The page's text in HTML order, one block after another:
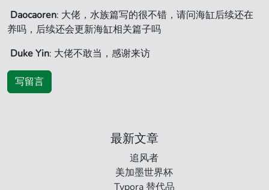
Daocaoren: 大佬，水族篇写的很不错，请问海缸后续还在
养吗，后续还会更新海缸相关篇子吗
Duke Yin: 大佬不敢当，感谢来访
写留言
最新文章
追风者
美加墨世界杯
Typora 替代品